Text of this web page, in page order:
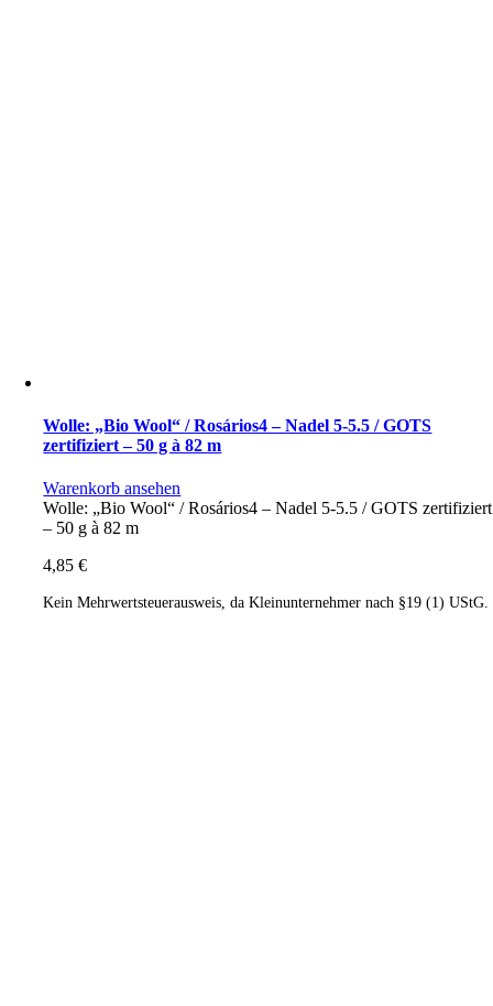
Wolle: „Bio Wool“ / Rosários4 – Nadel 5-5.5 / GOTS
zertifiziert – 50 g à 82 m
Warenkorb ansehen
Wolle: „Bio Wool“ / Rosários4 – Nadel 5-5.5 / GOTS zertifiziert
– 50 g à 82 m
4,85€
Kein Mehrwertsteuerausweis, da Kleinunternehmer nach §19 (1) UStG.